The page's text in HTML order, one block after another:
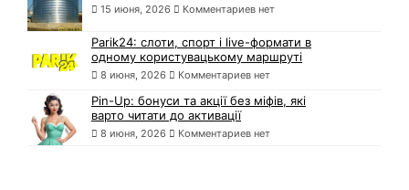
15 июня, 2026 Комментариев нет
Parik24: слоти, спорт і live-формати в
одному користувацькому маршруті
8 июня, 2026 Комментариев нет
Pin-Up: бонуси та акції без міфів, які
варто читати до активації
8 июня, 2026 Комментариев нет